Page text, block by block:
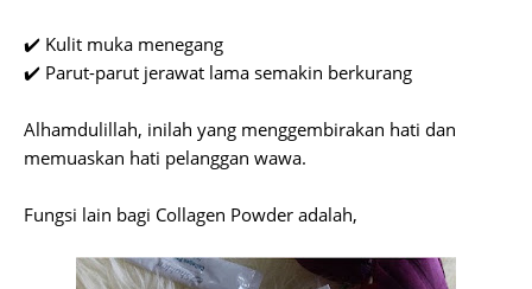
✔️ Kulit muka menegang
✔️ Parut-parut jerawat lama semakin berkurang
Alhamdulillah, inilah yang menggembirakan hati dan
memuaskan hati pelanggan wawa.
Fungsi lain bagi Collagen Powder adalah,